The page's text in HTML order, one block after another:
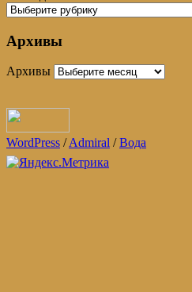
Архивы
Архивы
WordPress /Admiral /Вода